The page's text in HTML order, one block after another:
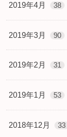
2019年4月 38
2019年3月 90
2019年2月 31
2019年1月 53
2018年12月 33